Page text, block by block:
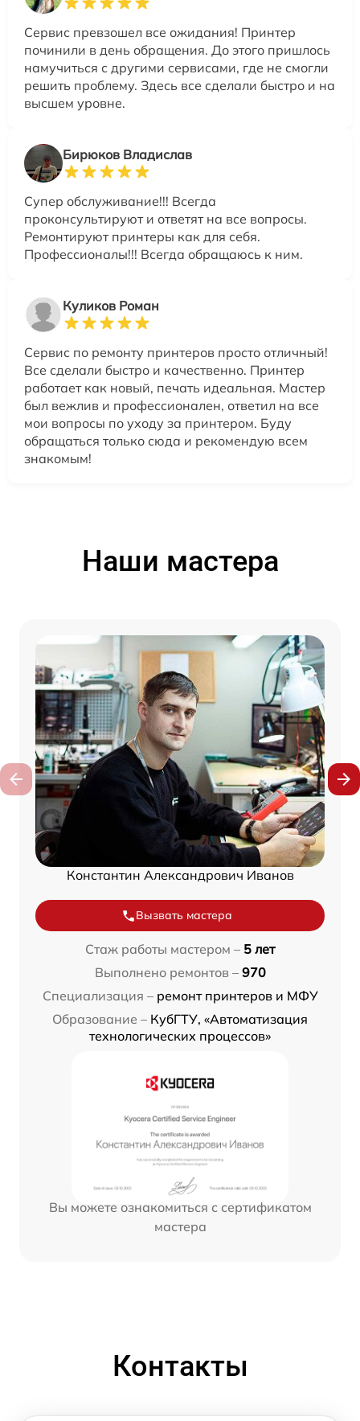
Сервис превзошел все ожидания! Принтер
починили в день обращения. До этого пришлось
намучиться с другими сервисами, где не смогли
решить проблему. Здесь все сделали быстро и на
высшем уровне.
Бирюков Владислав
Супер обслуживание!!! Всегда
проконсультируют и ответят на все вопросы.
Ремонтируют принтеры как для себя.
Профессионалы!!! Всегда обращаюсь к ним.
Куликов Роман
Сервис по ремонту принтеров просто отличный!
Все сделали быстро и качественно. Принтер
работает как новый, печать идеальная. Мастер
был вежлив и профессионален, ответил на все
мои вопросы по уходу за принтером. Буду
обращаться только сюда и рекомендую всем
знакомым!
Наши мастера
Константин Александрович Иванов
Вызвать мастера
Стаж работы мастером – 5 лет
Выполнено ремонтов – 970
Специализация – ремонт принтеров и МФУ
Образование – КубГТУ, «Автоматизация
технологических процессов»
Вы можете ознакомиться с сертификатом
мастера
Контакты